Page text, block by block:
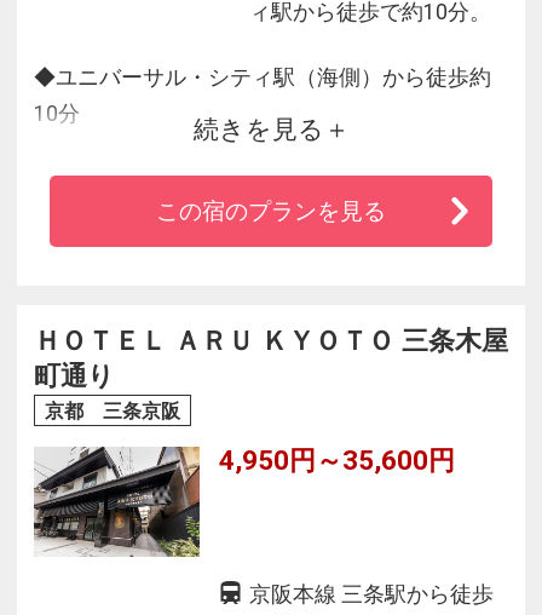
ィ駅から徒歩で約10分。
◆ユニバーサル・シティ駅（海側）から徒歩約
10分
◆大阪（梅田）へも電車で直通約15分とアクセ
ス良好
◆フロント前の選べるアメニティには入浴剤も
ィー豊かなビュッフェスタイル
◆フロア別の楽しいコンセプトルーム（花・ジ
ャングル・宇宙）が人気
続きを見る
この宿のプランを見る
ＨＯＴＥＬ ＡＲＵ ＫＹＯＴＯ 三条木屋
町通り
京都 三条京阪
4,950円～35,600円
京阪本線 三条駅から徒歩